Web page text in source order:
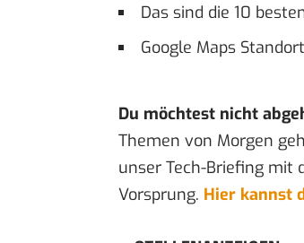
Das sind die 10
Google Maps
Du möchtest nicht
Themen von Morgen
unser Tech-Briefing mit
Vorsprung. Hier kannst